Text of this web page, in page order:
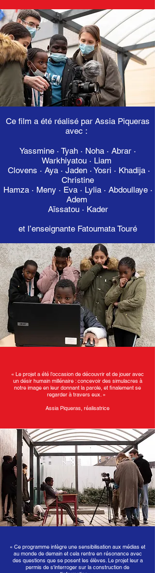
Ce film a été réalisé par Assia Piqueras
avec :
Yassmine · Tyah · Noha · Abrar ·
Warkhiyatou · Liam
Clovens · Aya · Jaden · Yosri · Khadija ·
Christine
Hamza · Meny · Eva · Lylia · Abdoullaye ·
Adem
Aïssatou · Kader
et l’enseignante Fatoumata Touré​​
« Le projet a été l’occasion de découvrir et de jouer avec
un désir humain millénaire : concevoir des simulacres à
notre image en leur donnant la parole, et finalement se
regarder à travers eux. »
Assia Piqueras, réalisatrice
« Ce programme intègre une sensibilisation aux médias et
au monde de demain et cela rentre en résonance avec
des questions que se posent les élèves. Le projet leur a
permis de s'interroger sur la construction de